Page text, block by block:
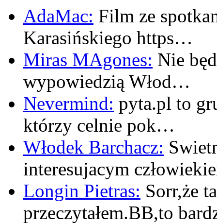
AdaMac: Film ze
Karasińskiego https…
Miras MAgones: Nie
wypowiedzią Włod…
Nevermind: pyta.pl to
którzy celnie pok…
Włodek Barchacz:
interesujacym
Longin Pietras: Sorr,że
przeczytałem.BB,to